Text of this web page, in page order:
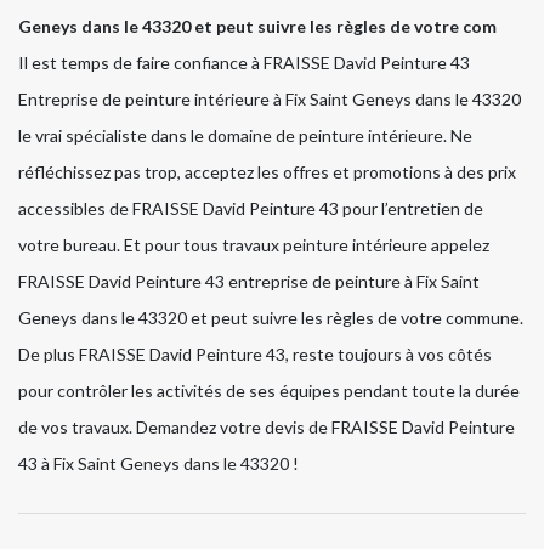
Geneys dans le 43320 et peut suivre les règles de votre com
Il est temps de faire confiance à FRAISSE David Peinture 43
Entreprise de peinture intérieure à Fix Saint Geneys dans le 43320
le vrai spécialiste dans le domaine de peinture intérieure. Ne
réfléchissez pas trop, acceptez les offres et promotions à des prix
accessibles de FRAISSE David Peinture 43 pour l’entretien de
votre bureau. Et pour tous travaux peinture intérieure appelez
FRAISSE David Peinture 43 entreprise de peinture à Fix Saint
Geneys dans le 43320 et peut suivre les règles de votre commune.
De plus FRAISSE David Peinture 43, reste toujours à vos côtés
pour contrôler les activités de ses équipes pendant toute la durée
de vos travaux. Demandez votre devis de FRAISSE David Peinture
43 à Fix Saint Geneys dans le 43320 !